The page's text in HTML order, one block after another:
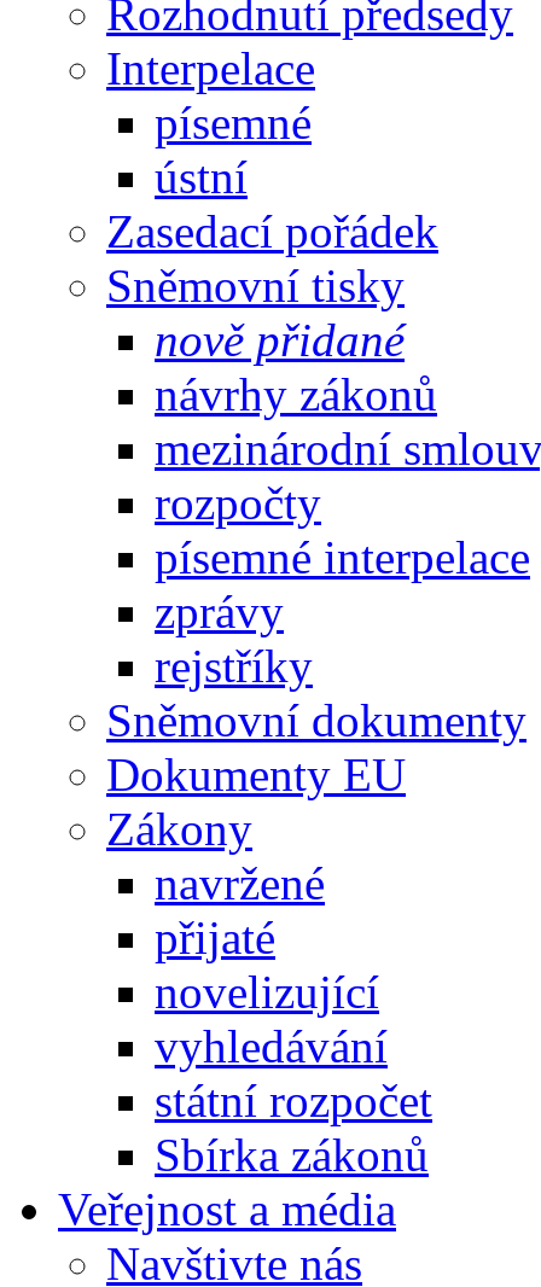
Rozhodnutí předsedy
Interpelace
písemné
ústní
Zasedací pořádek
Sněmovní tisky
nově přidané
návrhy zákonů
mezinárodní
rozpočty
písemné interpelace
zprávy
rejstříky
Sněmovní dokumenty
Dokumenty EU
Zákony
navržené
přijaté
novelizující
vyhledávání
státní rozpočet
Sbírka zákonů
Veřejnost a média
Navštivte nás